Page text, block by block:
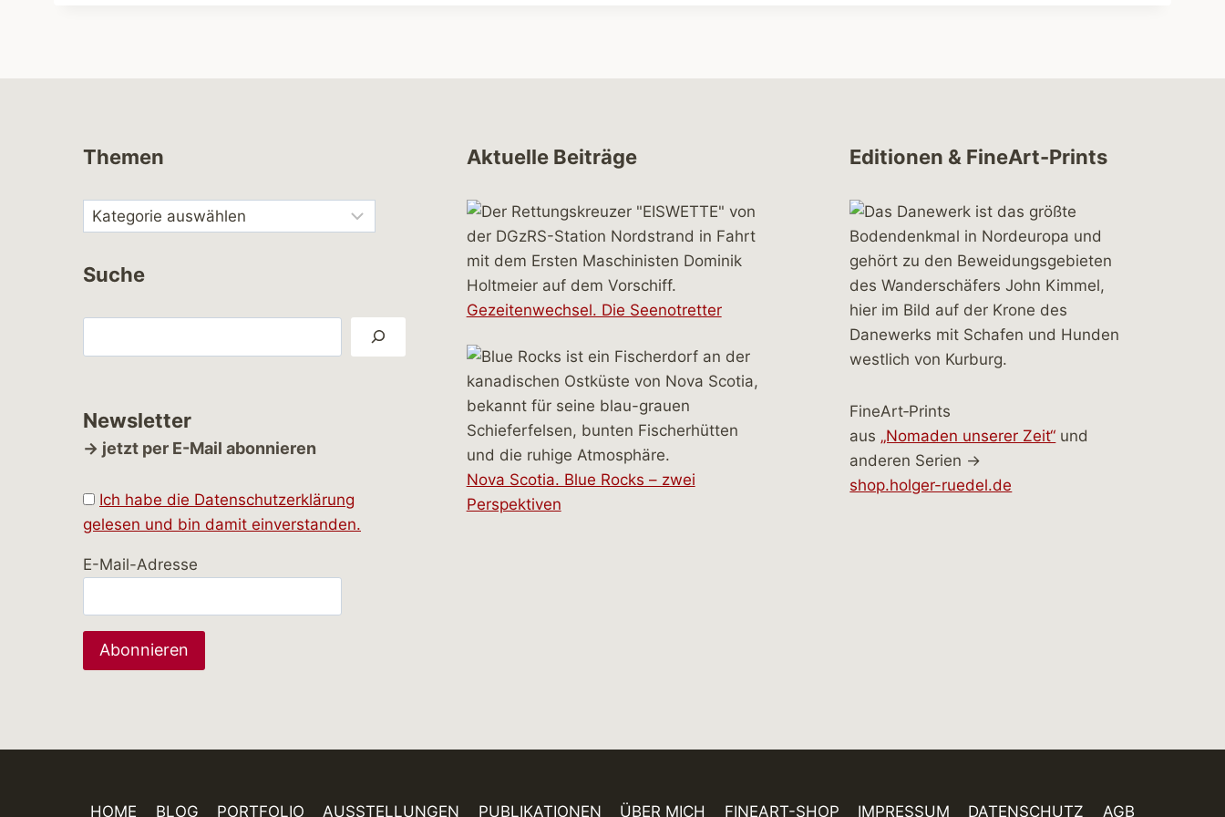
Themen
Suche
Newsletter
→ jetzt per E-Mail abonnieren
Ich habe die Datenschutzerklärung
gelesen und bin damit einverstanden.
E-Mail-Adresse
Aktuelle Beiträge
Gezeitenwechsel. Die Seenotretter
Nova Scotia. Blue Rocks – zwei
Perspektiven
Editionen & FineArt-Prints
FineArt‑Prints
aus „Nomaden unserer Zeit“ und
anderen Serien →
shop.holger-ruedel.de
HOME BLOG PORTFOLIO AUSSTELLUNGEN PUBLIKATIONEN ÜBER MICH FINEART-SHOP IMPRESSUM DATENSCHUTZ AGB